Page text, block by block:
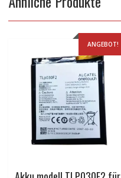
ANGEBOT!